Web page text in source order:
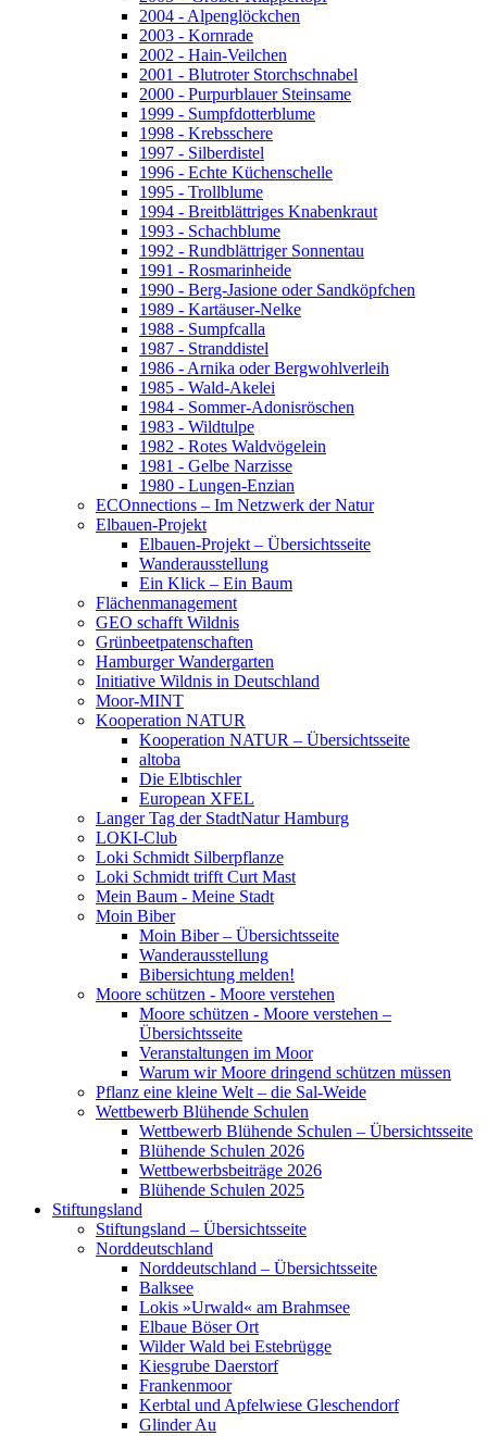
2004 - Alpenglöckchen
2003 - Kornrade
2002 - Hain-Veilchen
2001 - Blutroter Storchschnabel
2000 - Purpurblauer Steinsame
1999 - Sumpfdotterblume
1998 - Krebsschere
1997 - Silberdistel
1996 - Echte Küchenschelle
1995 - Trollblume
1994 - Breitblättriges Knabenkraut
1993 - Schachblume
1992 - Rundblättriger Sonnentau
1991 - Rosmarinheide
1990 - Berg-Jasione oder Sandköpfchen
1989 - Kartäuser-Nelke
1988 - Sumpfcalla
1987 - Stranddistel
1986 - Arnika oder Bergwohlverleih
1985 - Wald-Akelei
1984 - Sommer-Adonisröschen
1983 - Wildtulpe
1982 - Rotes Waldvögelein
1981 - Gelbe Narzisse
1980 - Lungen-Enzian
ECOnnections – Im Netzwerk der Natur
Elbauen-Projekt
Elbauen-Projekt – Übersichtsseite
Wanderausstellung
Ein Klick – Ein Baum
Flächenmanagement
GEO schafft Wildnis
Grünbeetpatenschaften
Hamburger Wandergarten
Initiative Wildnis in Deutschland
Moor-MINT
Kooperation NATUR
Kooperation NATUR – Übersichtsseite
altoba
Die Elbtischler
European XFEL
Langer Tag der StadtNatur Hamburg
LOKI-Club
Loki Schmidt Silberpflanze
Loki Schmidt trifft Curt Mast
Mein Baum - Meine Stadt
Moin Biber
Moin Biber – Übersichtsseite
Wanderausstellung
Bibersichtung melden!
Moore schützen - Moore verstehen
Moore schützen - Moore verstehen –
Übersichtsseite
Veranstaltungen im Moor
Warum wir Moore dringend schützen müssen
Pflanz eine kleine Welt – die Sal-Weide
Wettbewerb Blühende Schulen
Wettbewerb Blühende Schulen – Übersichtsseite
Blühende Schulen 2026
Wettbewerbsbeiträge 2026
Blühende Schulen 2025
Stiftungsland
Stiftungsland – Übersichtsseite
Norddeutschland
Norddeutschland – Übersichtsseite
Balksee
Lokis »Urwald« am Brahmsee
Elbaue Böser Ort
Wilder Wald bei Estebrügge
Kiesgrube Daerstorf
Frankenmoor
Kerbtal und Apfelwiese Gleschendorf
Glinder Au